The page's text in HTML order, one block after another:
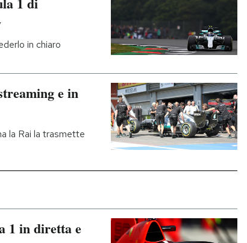
in chiaro
e in
la Rai la trasmette
1 in diretta e